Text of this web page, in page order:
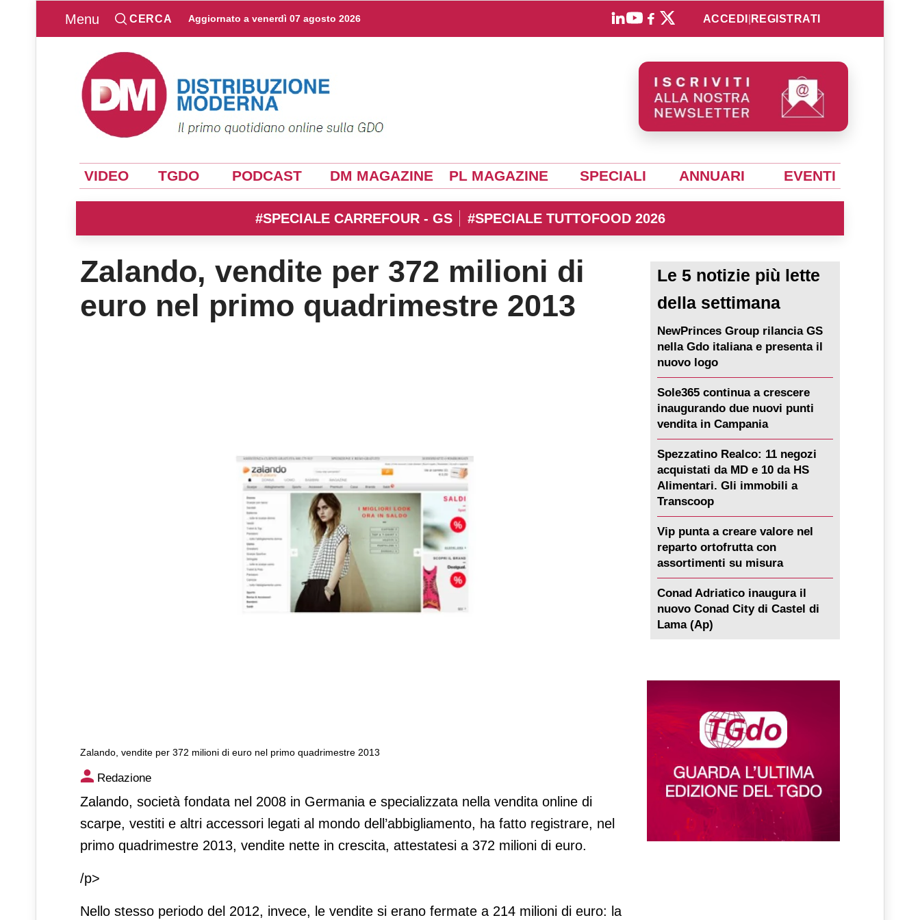
Menu CERCA Aggiornato a venerdì 07 agosto 2026 ACCEDI REGISTRATI
VIDEO TGDO PODCAST DM MAGAZINE PL MAGAZINE SPECIALI ANNUARI EVENTI
#SPECIALE CARREFOUR - GS #SPECIALE TUTTOFOOD 2026
Zalando, vendite per 372 milioni di
euro nel primo quadrimestre 2013
Zalando, vendite per 372 milioni di euro nel primo quadrimestre 2013
Zalando, vendite per 372 milioni di euro nel primo quadrimestre 2013
Redazione
Zalando, società fondata nel 2008 in Germania e specializzata nella vendita online di
scarpe, vestiti e altri accessori legati al mondo dell’abbigliamento, ha fatto registrare, nel
primo quadrimestre 2013, vendite nette in crescita, attestatesi a 372 milioni di euro.
/p>
Nello stesso periodo del 2012, invece, le vendite si erano fermate a 214 milioni di euro: la
Le 5 notizie più lette
della settimana
NewPrinces Group rilancia GS
nella Gdo italiana e presenta il
nuovo logo
Sole365 continua a crescere
inaugurando due nuovi punti
vendita in Campania
Spezzatino Realco: 11 negozi
acquistati da MD e 10 da HS
Alimentari. Gli immobili a
Transcoop
Vip punta a creare valore nel
reparto ortofrutta con
assortimenti su misura
Conad Adriatico inaugura il
nuovo Conad City di Castel di
Lama (Ap)